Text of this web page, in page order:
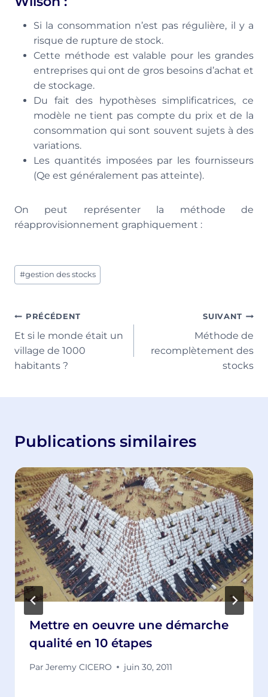
Si la consommation n’est pas régulière, il y a
risque de rupture de stock.
Cette méthode est valable pour les grandes
entreprises qui ont de gros besoins d’achat et
de stockage.
Du fait des hypothèses simplificatrices, ce
modèle ne tient pas compte du prix et de la
consommation qui sont souvent sujets à des
variations.
Les quantités imposées par les fournisseurs
(Qe est généralement pas atteinte).
On peut représenter la méthode de
réapprovisionnement graphiquement :
Étiquettes
de
publication :
#gestion des stocks
Navigation
de
l’article
PRÉCÉDENT
Et si le monde était un
village de 1000
habitants ?
SUIVANT
Méthode de
recomplètement des
stocks
Publications similaires
Mettre en oeuvre une démarche
qualité en 10 étapes
Par Jeremy CICERO juin 30, 2011